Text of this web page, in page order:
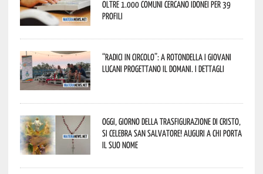
oltre 1.000 Comuni cercano idonei per 39
profili
“Radici in Circolo”: a Rotondella i giovani
lucani progettano il domani. I dettagli
Oggi, giorno della Trasfigurazione di Cristo,
si celebra San Salvatore! Auguri a chi porta
il suo nome